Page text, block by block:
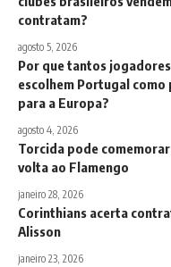
contratam?
agosto 5, 2026
Por que tantos
escolhem Portugal
para a Europa?
agosto 4, 2026
Torcida pode
volta ao Flamengo
janeiro 28, 2026
Corinthians acerta
Alisson
janeiro 23, 2026